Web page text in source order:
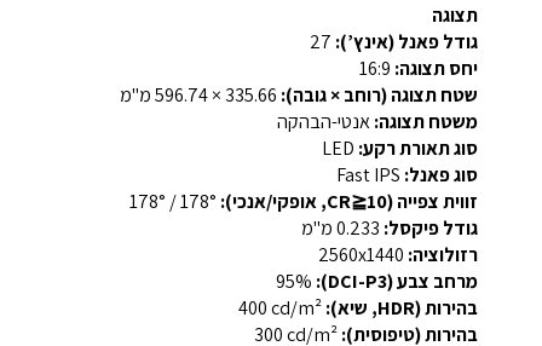
תצוגה
גודל פאנל (אינץ’):
יחס תצוגה:
שטח תצוגה (רוחב × גובה):
משטח תצוגה:אנטי-הבהקה
סוג תאורת רקע:
סוג פאנל:
זווית צפייה (CR≧10, אופקי/אנכי):
גודל פיקסל:
רזולוציה:
מרחב צבע (DCI-P3):
בהירות (HDR, שיא):
בהירות (טיפוסית):